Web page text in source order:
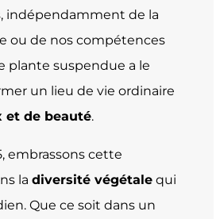
indépendamment de la
ou de nos compétences
plante suspendue a le
un lieu de vie ordinaire
et de beauté.
embrassons cette
la diversité végétale qui
Que ce soit dans un